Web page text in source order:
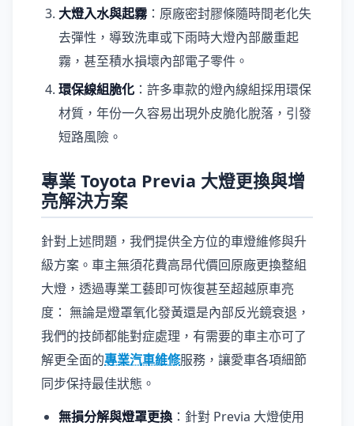
大燈入水與起霧：原廠密封膠條隨時間老化失
去彈性，導致洗車或下雨時大燈內部嚴重起
霧，甚至積水損壞內部電子零件。
環保線組脆化 ：許多車款的燈內線組採用環保
材質，年份一久容易出現外皮脆化脫落，引發
短路風險。
專業 Toyota Previa 大燈更換與增
亮解決方案
針對上述問題，我們提供全方位的車燈維修與升
級方案。車主無須花費高昂代價回原廠更換整組
大燈，透過專業工藝即可恢復甚至超越原車亮
度： 無論是燈罩氧化發黃還是內部反光鏡衰退，
我們的技師都能對症處理，有需要的車主亦可了
解更全面的專業汽車維修服務，讓愛車各項細節
同步保持最佳狀態。
無損分解與燈罩更換 ：針對 Previa 大燈使用